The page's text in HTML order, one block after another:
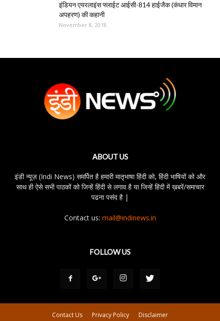
इंडियन एयरलाइंस फ्लाईट आईसी-814 हाईजैक (कंधार विमान
अपहरण) की कहानी
November 8, 2018
ABOUT US
इंडी न्यूज़ (Indi News) समर्पित है हमारी मातृभाषा हिंदी को, हिंदी भाषियों को और
साथ ही ऐसे सभी पाठकों को जिन्हें हिंदी से लगाव है या जिन्हें हिंदी में ख़बरें/समाचार
पढना पसंद है |
Contact us: mail@indinews.in
FOLLOW US
Contact Us Privacy Policy Disclaimer